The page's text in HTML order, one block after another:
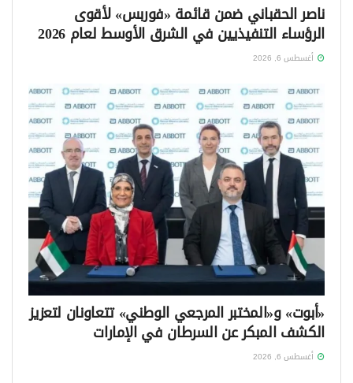
ناصر الحقباني ضمن قائمة «فوربس» لأقوى
الرؤساء التنفيذيين في الشرق الأوسط لعام 2026
أغسطس 6, 2026
«أبوت» و«المختبر المرجعي الوطني» تتعاونان لتعزيز
الكشف المبكر عن السرطان في الإمارات
أغسطس 6, 2026